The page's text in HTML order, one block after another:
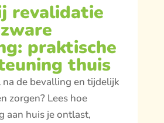
revalidatie
praktische
thuis
de bevalling en tijdelijk
zorgen? Lees hoe
aan huis je ontlast,